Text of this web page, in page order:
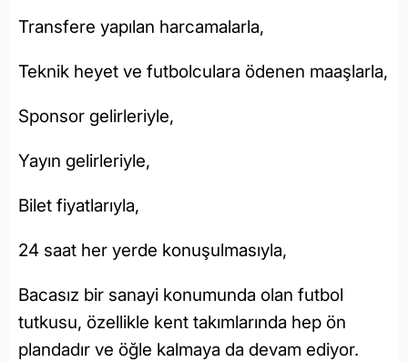
Transfere yapılan harcamalarla,
Teknik heyet ve futbolculara ödenen maaşlarla,
Sponsor gelirleriyle,
Yayın gelirleriyle,
Bilet fiyatlarıyla,
24 saat her yerde konuşulmasıyla,
Bacasız bir sanayi konumunda olan futbol
tutkusu, özellikle kent takımlarında hep ön
plandadır ve öğle kalmaya da devam ediyor.